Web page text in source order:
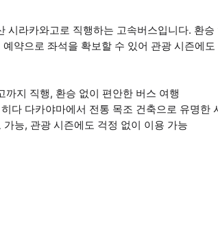
시라카와고로 직행하는 고속버스입니다. 환
약으로 좌석을 확보할 수 있어 관광 시즌에
지 직행, 환승 없이 편안한 버스 여행
다 다카야마에서 전통 목조 건축으로 유명한
능, 관광 시즌에도 걱정 없이 이용 가능